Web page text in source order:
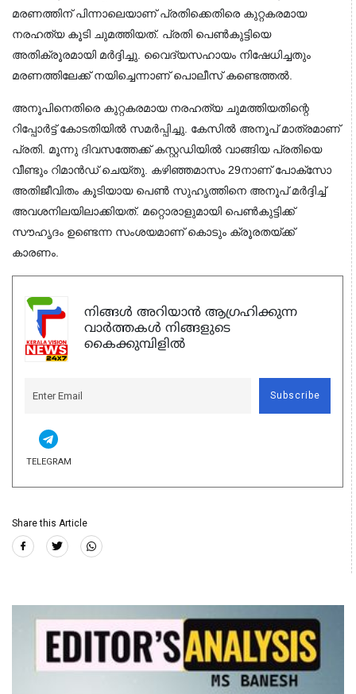
മരണത്തിന് പിന്നാലെയാണ് പ്രതിക്കെതിരെ കുറ്റകരമായ
നരഹത്യ കൂടി ചുമത്തിയത്. പ്രതി പെണ്‍കുട്ടിയെ
അതിക്രൂരമായി മര്‍ദ്ദിച്ചു. വൈദ്യസഹായം നിഷേധിച്ചതും
മരണത്തിലേക്ക് നയിച്ചെന്നാണ് പൊലീസ് കണ്ടെത്തല്‍.
അനൂപിനെതിരെ കുറ്റകരമായ നരഹത്യ ചുമത്തിയതിന്റെ
റിപ്പോര്‍ട്ട് കോടതിയില്‍ സമര്‍പ്പിച്ചു. കേസില്‍ അനൂപ് മാത്രമാണ്
പ്രതി. മൂന്നു ദിവസത്തേക്ക് കസ്റ്റഡിയില്‍ വാങ്ങിയ പ്രതിയെ
വീണ്ടും റിമാന്‍ഡ് ചെയ്തു. കഴിഞ്ഞമാസം 29നാണ് പോക്‌സോ
അതിജീവിതം കൂടിയായ പെണ്‍ സുഹൃത്തിനെ അനൂപ് മര്‍ദ്ദിച്ച്
അവശനിലയിലാക്കിയത്. മറ്റൊരാളുമായി പെണ്‍കുട്ടിക്ക്
സൗഹൃദം ഉണ്ടെന്ന സംശയമാണ് കൊടും ക്രൂരതയ്ക്ക്
കാരണം.
നിങ്ങൾ അറിയാൻ ആഗ്രഹിക്കുന്ന
വാർത്തകൾ നിങ്ങളുടെ
കൈക്കുമ്പിളിൽ
Subscribe
TELEGRAM
Share this Article